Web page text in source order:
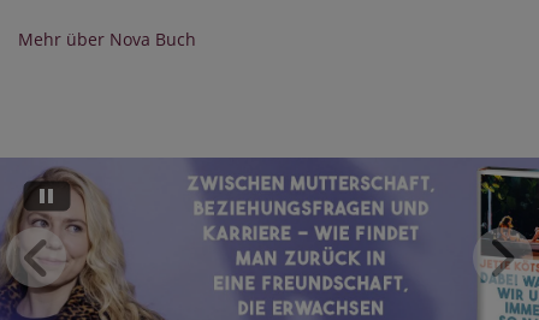
Mehr über Nova Buch